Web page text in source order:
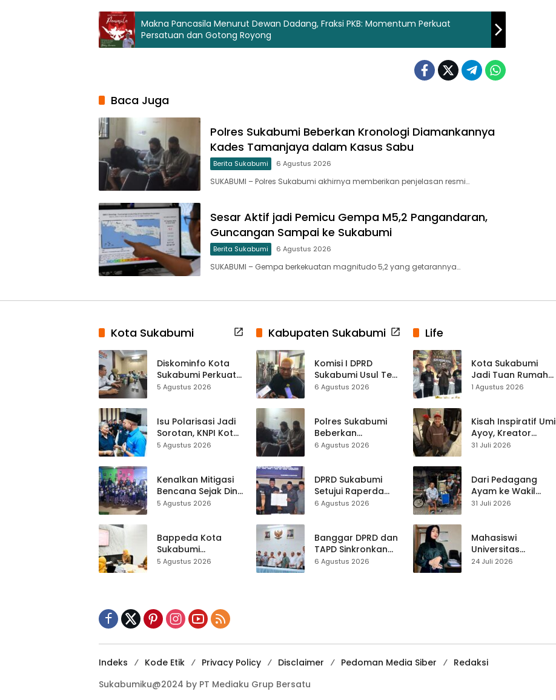
Makna Pancasila Menurut Dewan Dadang, Fraksi PKB: Momentum Perkuat
Persatuan dan Gotong Royong
Baca Juga
Polres Sukabumi Beberkan Kronologi Diamankannya
Kades Tamanjaya dalam Kasus Sabu
Berita Sukabumi 6 Agustus 2026
SUKABUMI – Polres Sukabumi akhirnya memberikan penjelasan resmi…
Sesar Aktif jadi Pemicu Gempa M5,2 Pangandaran,
Guncangan Sampai ke Sukabumi
Berita Sukabumi 6 Agustus 2026
SUKABUMI – Gempa berkekuatan magnitudo 5,2 yang getarannya…
Kota Sukabumi
Diskominfo Kota
Sukabumi Perkuat
Satu Data
Kewilayahan
Dikebut
5 Agustus 2026
Isu Polarisasi Jadi
Sorotan, KNPI Kota
Sukabumi Ajak
5 Agustus 2026
Kenalkan Mitigasi
Bencana Sejak Dini,
Anak-anak KB
Lewat Boneka
Tangan
5 Agustus 2026
Bappeda Kota
Sukabumi
Matangkan Inovasi
5 Agustus 2026
Kabupaten Sukabumi
Komisi I DPRD
Sukabumi Usul Tes
Rambut Jadi
2027
6 Agustus 2026
Polres Sukabumi
Beberkan
Kronologi
dalam Kasus Sabu
6 Agustus 2026
DPRD Sukabumi
Setujui Raperda
Disabilitas,
Diperkuat
6 Agustus 2026
Banggar DPRD dan
TAPD Sinkronkan
Anggaran
6 Agustus 2026
Life
Kota Sukabumi
Jadi Tuan Rumah
Kontes Batu Akik
1 Agustus 2026
Kisah Inspiratif Umi
Ayoy, Kreator
TikTok Asal
Live Streaming
31 Juli 2026
Dari Pedagang
Ayam ke Wakil
Ketua DPRD, H.
Pasar Cisaat
31 Juli 2026
Mahasiswi
Universitas
Muhammadiyah
24 Juli 2026
Indeks Kode Etik Privacy Policy Disclaimer Pedoman Media Siber
Redaksi
Sukabumiku@2024 by PT Mediaku Grup Bersatu